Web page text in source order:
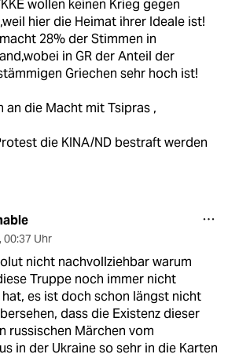
wollen keinen Krieg gegen
hier die Heimat ihrer Ideale ist!
28% der Stimmen in
in GR der Anteil der
Griechen sehr hoch ist!
an die Macht mit Tsipras ,
die KINA/ND bestraft werden
, 00:37 Uhr
nicht nachvollziehbar warum
Truppe noch immer nicht
es ist doch schon längst nicht
dass die Existenz dieser
russischen Märchen vom
in der Ukraine so sehr in die Karten